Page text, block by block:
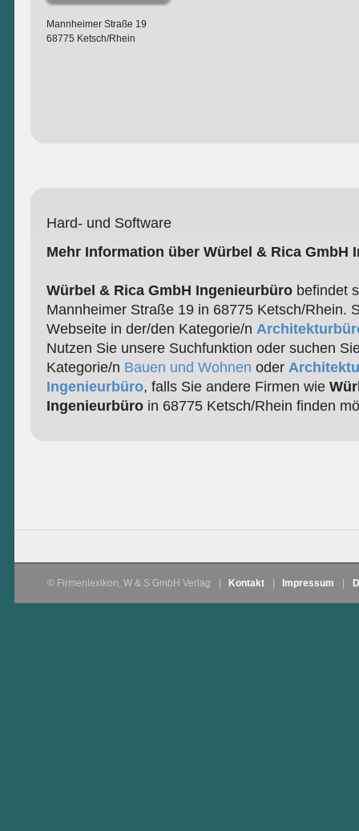
Mannheimer Straße 19
68775 Ketsch/Rhein
Hard- und Software
Mehr Information über Würbel & Rica GmbH
Würbel & Rica GmbH Ingenieurbürobefindet
Mannheimer Straße 19 in 68775 Ketsch/Rhein.
Webseite in der/den Kategorie/n
Nutzen Sie unsere Suchfunktion oder suchen
Kategorie/n Bauen und Wohnen oder
Ingenieurbüro, falls Sie andere Firmen wie
Ingenieurbüroin 68775 Ketsch/Rhein finden
© Firmenlexikon, W & S GmbH Verlag Kontakt Impressum